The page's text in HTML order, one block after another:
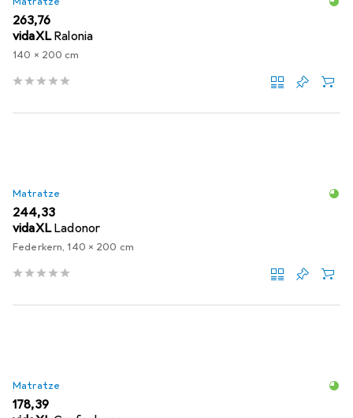
EUR
263,76
vidaXL Ralonia
140 x 200 cm
Matratze
EUR
244,33
vidaXL Ladonor
Federkern, 140 x 200 cm
Matratze
EUR
178,39